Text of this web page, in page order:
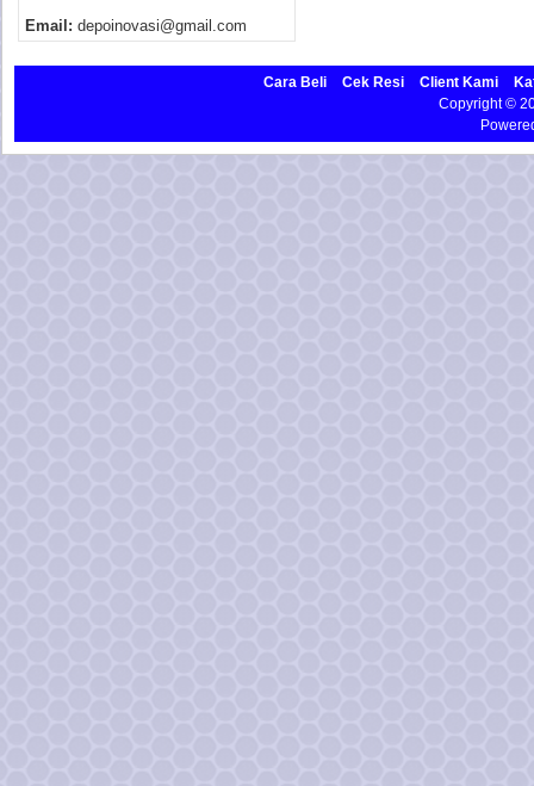
Email: depoinovasi@gmail.com
Cara Beli Cek Resi Client Kami
Copyright ©